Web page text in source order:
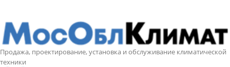
Продажа, проектирование, установка и обслуживание климатической
техники